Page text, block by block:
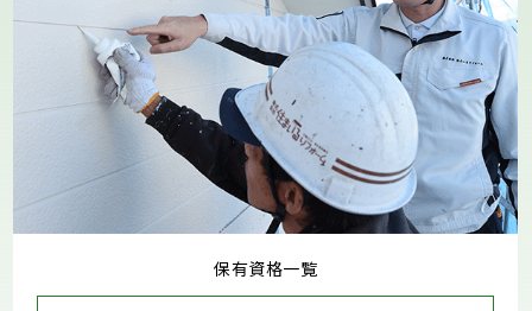
保有資格一覧